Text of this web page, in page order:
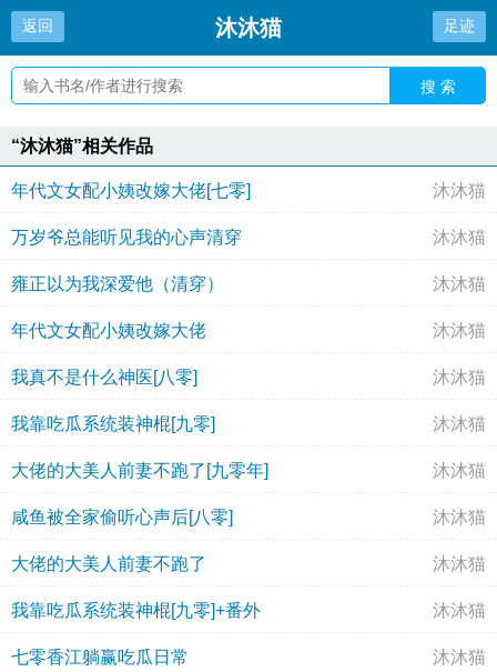
返回 沐沐猫 足迹
搜 索
“沐沐猫”相关作品
年代文女配小姨改嫁大佬[七零] 沐沐猫
万岁爷总能听见我的心声清穿 沐沐猫
雍正以为我深爱他（清穿） 沐沐猫
年代文女配小姨改嫁大佬 沐沐猫
我真不是什么神医[八零] 沐沐猫
我靠吃瓜系统装神棍[九零] 沐沐猫
大佬的大美人前妻不跑了[九零年] 沐沐猫
咸鱼被全家偷听心声后[八零] 沐沐猫
大佬的大美人前妻不跑了 沐沐猫
我靠吃瓜系统装神棍[九零]+番外 沐沐猫
七零香江躺赢吃瓜日常 沐沐猫